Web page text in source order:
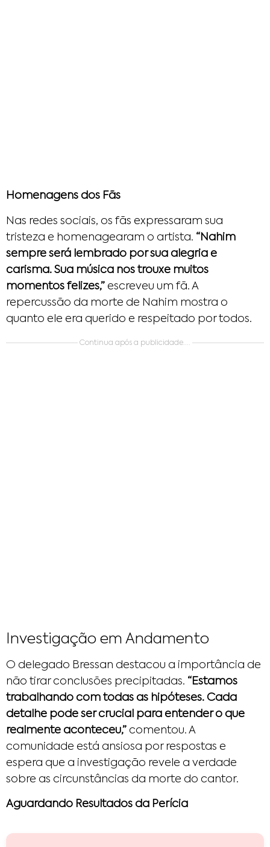
Homenagens dos Fãs
Nas redes sociais, os fãs expressaram sua
tristeza e homenagearam o artista. “Nahim
sempre será lembrado por sua alegria e
carisma. Sua música nos trouxe muitos
momentos felizes,” escreveu um fã. A
repercussão da morte de Nahim mostra o
quanto ele era querido e respeitado por todos.
Continua após a publicidade....
Investigação em Andamento
O delegado Bressan destacou a importância de
não tirar conclusões precipitadas. “Estamos
trabalhando com todas as hipóteses. Cada
detalhe pode ser crucial para entender o que
realmente aconteceu,” comentou. A
comunidade está ansiosa por respostas e
espera que a investigação revele a verdade
sobre as circunstâncias da morte do cantor.
Aguardando Resultados da Perícia